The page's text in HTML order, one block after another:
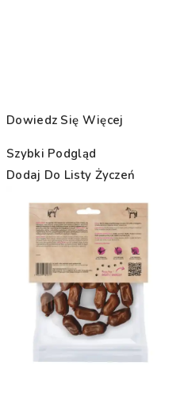
Dowiedz Się Więcej
Szybki Podgląd
Dodaj Do Listy Życzeń